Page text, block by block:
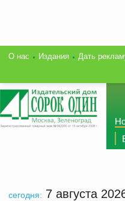
О нас Издания Дать
сегодня: 7 августа